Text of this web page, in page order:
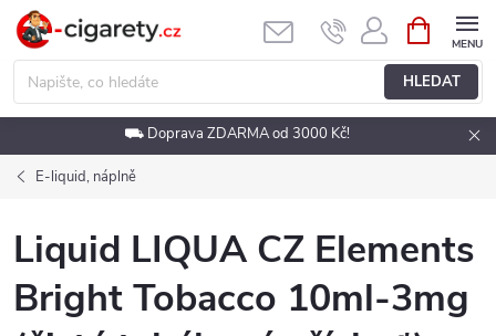
Přejít
obsah
HLEDAT
NÁKUPNÍ
KOŠÍK
⛟ Doprava ZDARMA od 3000 Kč!
E-liquid, náplně
Liquid LIQUA CZ Elements
Bright Tobacco 10ml-3mg